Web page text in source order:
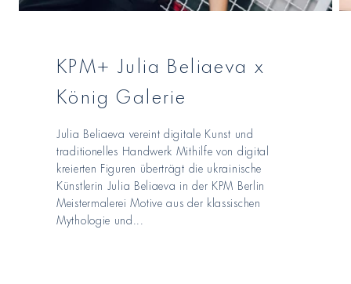
KPM+ Julia Beliaeva x
König Galerie
Julia Beliaeva vereint digitale Kunst und
traditionelles Handwerk Mithilfe von digital
kreierten Figuren überträgt die ukrainische
Künstlerin Julia Beliaeva in der KPM Berlin
Meistermalerei Motive aus der klassischen
Mythologie und...